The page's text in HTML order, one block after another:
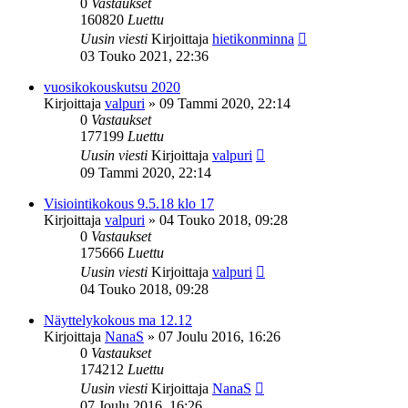
160820 Luettu
Uusin viesti Kirjoittaja hietikonminna
03 Touko 2021, 22:36
vuosikokouskutsu 2020
Kirjoittaja valpuri » 09 Tammi 2020, 22:14
0 Vastaukset
177199 Luettu
Uusin viesti Kirjoittaja valpuri
09 Tammi 2020, 22:14
Visiointikokous 9.5.18 klo 17
Kirjoittaja valpuri » 04 Touko 2018, 09:28
0 Vastaukset
175666 Luettu
Uusin viesti Kirjoittaja valpuri
04 Touko 2018, 09:28
Näyttelykokous ma 12.12
Kirjoittaja NanaS » 07 Joulu 2016, 16:26
0 Vastaukset
174212 Luettu
Uusin viesti Kirjoittaja NanaS